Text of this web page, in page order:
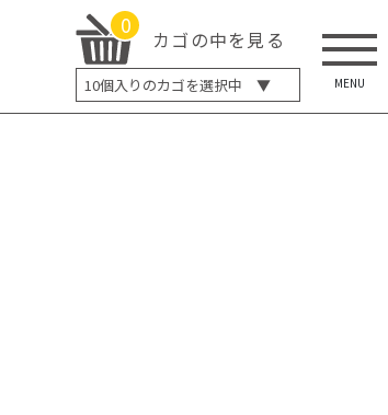
0
カゴの中を見る
10個入りのカゴを選択中 ▼
5個入り
MENU